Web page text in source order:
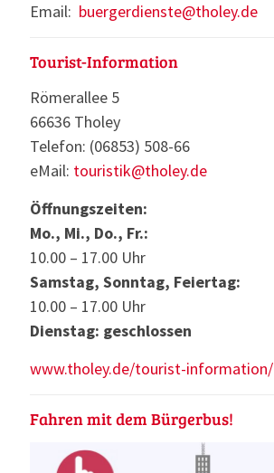
Email: buergerdienste@tholey.de
Tourist-Information
Römerallee 5
66636 Tholey
Telefon: (06853) 508-66
eMail: touristik@tholey.de
Öffnungszeiten:
Mo., Mi., Do., Fr.:
10.00 – 17.00 Uhr
Samstag, Sonntag, Feiertag:
10.00 – 17.00 Uhr
Dienstag: geschlossen
www.tholey.de/tourist-information/
Fahren mit dem Bürgerbus!